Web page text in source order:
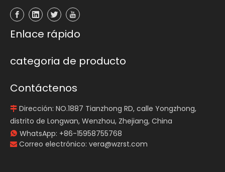
Enlace rápido
categoria de producto
Contáctenos
 Dirección: NO.1887 Tianzhong RD, calle Yongzhong,
distrito de Longwan, Wenzhou, Zhejiang, China
 WhatsApp: +86-15958755768
 Correo electrónico: vera@wzrst.com